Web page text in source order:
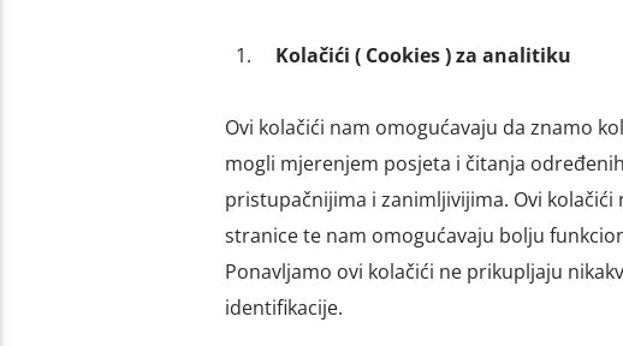
Kolačići ( Cookies ) za analitiku
Ovi kolačići nam omogućavaju da znamo
mogli mjerenjem posjeta i čitanja
pristupačnijima i zanimljivijima. Ovi
stranice te nam omogućavaju bolju
Ponavljamo ovi kolačići ne prikupljaju
identifikacije.